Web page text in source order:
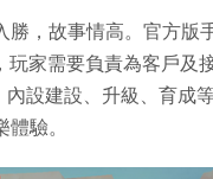
，故事情高。官方版
家需要負責為客戶及
設建設、升級、育成
驗。